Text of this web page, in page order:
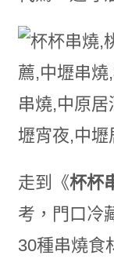
走到《杯杯
考，門口冷
30種串燒食